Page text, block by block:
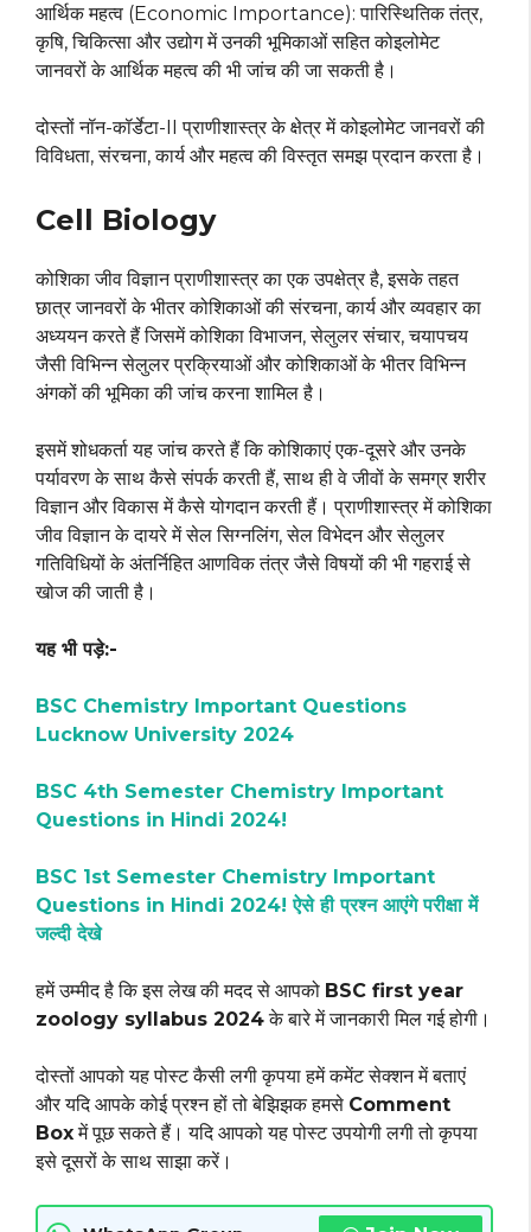
आर्थिक महत्व (Economic Importance): पारिस्थितिक तंत्र,
कृषि, चिकित्सा और उद्योग में उनकी भूमिकाओं सहित कोइलोमेट
जानवरों के आर्थिक महत्व की भी जांच की जा सकती है।
दोस्तों नॉन-कॉर्डेटा-II प्राणीशास्त्र के क्षेत्र में कोइलोमेट जानवरों की
विविधता, संरचना, कार्य और महत्व की विस्तृत समझ प्रदान करता है।
Cell Biology
कोशिका जीव विज्ञान प्राणीशास्त्र का एक उपक्षेत्र है, इसके तहत
छात्र जानवरों के भीतर कोशिकाओं की संरचना, कार्य और व्यवहार का
अध्ययन करते हैं जिसमें कोशिका विभाजन, सेलुलर संचार, चयापचय
जैसी विभिन्न सेलुलर प्रक्रियाओं और कोशिकाओं के भीतर विभिन्न
अंगकों की भूमिका की जांच करना शामिल है।
इसमें शोधकर्ता यह जांच करते हैं कि कोशिकाएं एक-दूसरे और उनके
पर्यावरण के साथ कैसे संपर्क करती हैं, साथ ही वे जीवों के समग्र शरीर
विज्ञान और विकास में कैसे योगदान करती हैं। प्राणीशास्त्र में कोशिका
जीव विज्ञान के दायरे में सेल सिग्नलिंग, सेल विभेदन और सेलुलर
गतिविधियों के अंतर्निहित आणविक तंत्र जैसे विषयों की भी गहराई से
खोज की जाती है।
यह भी पड़े:-
BSC Chemistry Important Questions
Lucknow University 2024
BSC 4th Semester Chemistry Important
Questions in Hindi 2024!
BSC 1st Semester Chemistry Important
Questions in Hindi 2024! ऐसे ही प्रश्न आएंगे परीक्षा में
जल्दी देखे
हमें उम्मीद है कि इस लेख की मदद से आपको BSC first year
zoology syllabus 2024के बारे में जानकारी मिल गई होगी।
दोस्तों आपको यह पोस्ट कैसी लगी कृपया हमें कमेंट सेक्शन में बताएं
और यदि आपके कोई प्रश्न हों तो बेझिझक हमसे Comment
Boxमें पूछ सकते हैं। यदि आपको यह पोस्ट उपयोगी लगी तो कृपया
इसे दूसरों के साथ साझा करें।